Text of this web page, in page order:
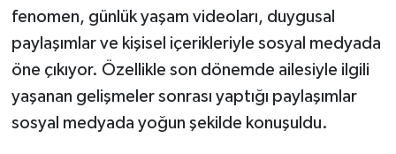
fenomen, günlük yaşam videoları, duygusal
paylaşımlar ve kişisel içerikleriyle sosyal medyada
öne çıkıyor. Özellikle son dönemde ailesiyle ilgili
yaşanan gelişmeler sonrası yaptığı paylaşımlar
sosyal medyada yoğun şekilde konuşuldu.